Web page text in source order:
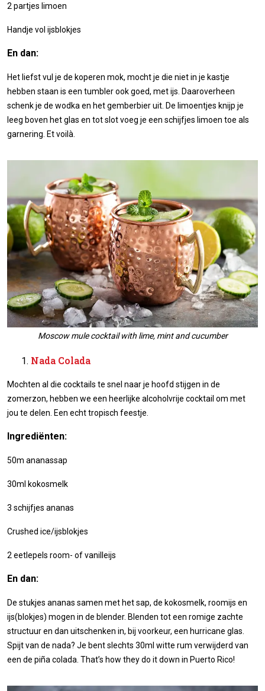
2 partjes limoen
Handje vol ijsblokjes
En dan:
Het liefst vul je de koperen mok, mocht je die niet in je kastje
hebben staan is een tumbler ook goed, met ijs. Daaroverheen
schenk je de wodka en het gemberbier uit. De limoentjes knijp je
leeg boven het glas en tot slot voeg je een schijfjes limoen toe als
garnering. Et voilà.
Moscow mule cocktail with lime, mint and cucumber
Nada Colada
Mochten al die cocktails te snel naar je hoofd stijgen in de
zomerzon, hebben we een heerlijke alcoholvrije cocktail om met
jou te delen. Een echt tropisch feestje.
Ingrediënten:
50m ananassap
30ml kokosmelk
3 schijfjes ananas
Crushed ice/ijsblokjes
2 eetlepels room- of vanilleijs
En dan:
De stukjes ananas samen met het sap, de kokosmelk, roomijs en
ijs(blokjes) mogen in de blender. Blenden tot een romige zachte
structuur en dan uitschenken in, bij voorkeur, een hurricane glas.
Spijt van de nada? Je bent slechts 30ml witte rum verwijderd van
een de piña colada. That’s how they do it down in Puerto Rico!